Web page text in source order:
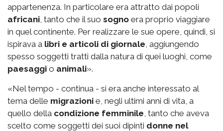
appartenenza. In particolare era attratto dai popoli
africani , tanto che il suo sogno era proprio viaggiare
in quel continente. Per realizzare le sue opere, quindi, si
ispirava a libri e articoli di giornale , aggiungendo
spesso soggetti tratti dalla natura di quei luoghi, come
paesaggi o animali».
«Nel tempo - continua - si era anche interessato al
tema delle migrazioni e, negli ultimi anni di vita, a
quello della condizione femminile , tanto che aveva
scelto come soggetti dei suoi dipinti donne nel